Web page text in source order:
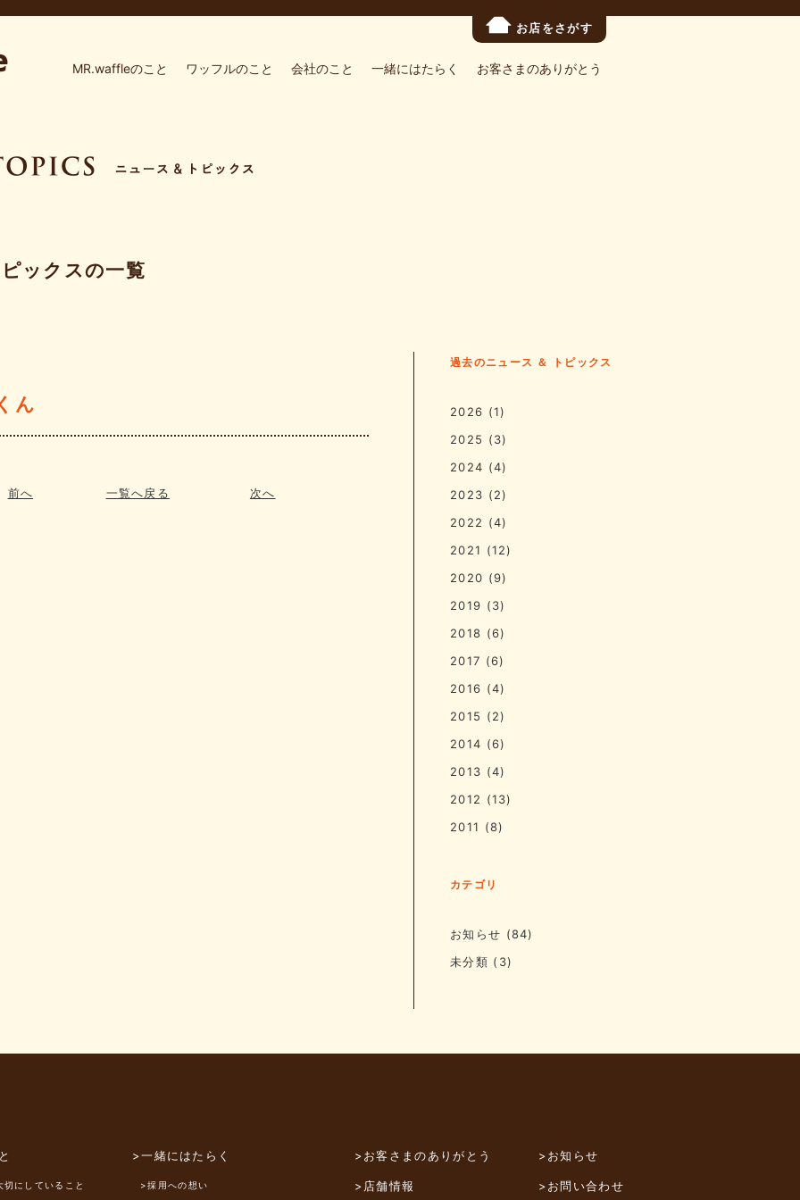
お店をさがす
MR.waffleのこと ワッフルのこと 会社のこと 一緒にはたらく お客さまのありがとう
ックスの一覧
ん
前へ 一覧へ戻る 次へ
過去のニュース ＆ トピックス
2026 (1)
2025 (3)
2024 (4)
2023 (2)
2022 (4)
2021 (12)
2020 (9)
2019 (3)
2018 (6)
2017 (6)
2016 (4)
2015 (2)
2014 (6)
2013 (4)
2012 (13)
2011 (8)
カテゴリ
お知らせ (84)
未分類 (3)
にしていること
>一緒にはたらく
>採用への想い
>お客さまのありがとう
>店舗情報
>お知らせ
>お問い合わせ